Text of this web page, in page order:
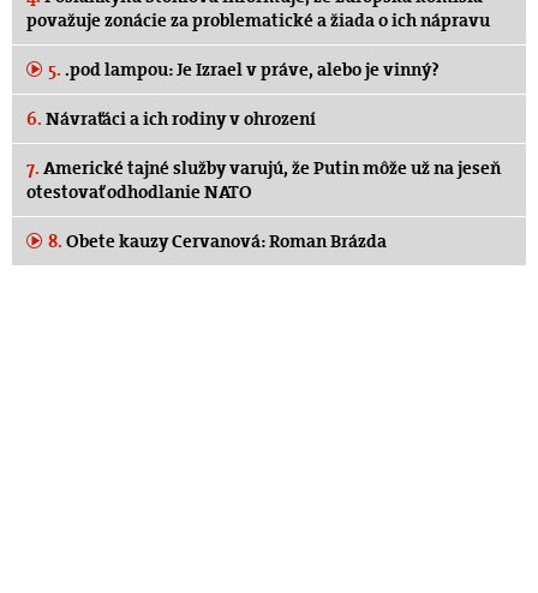
považuje zonácie za problematické a žiada o ich nápravu
5. .pod lampou: Je Izrael v práve, alebo je vinný?
6. Návraťáci a ich rodiny v ohrození
7. Americké tajné služby varujú, že Putin môže už na jeseň
otestovať odhodlanie NATO
8. Obete kauzy Cervanová: Roman Brázda